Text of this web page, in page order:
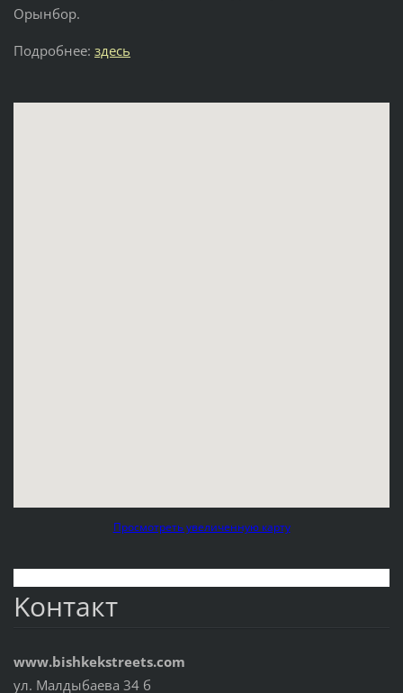
Орынбор.
Подробнее: здесь
Просмотреть увеличенную карту
Koнтакт
www.bishkekstreets.com
ул. Малдыбаева 34 б